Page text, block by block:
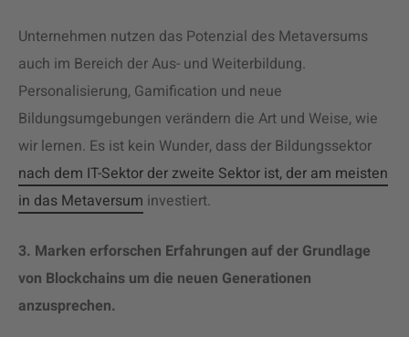
Unternehmen nutzen das Potenzial des Metaversums
auch im Bereich der Aus- und Weiterbildung.
Personalisierung, Gamification und neue
Bildungsumgebungen verändern die Art und Weise, wie
wir lernen. Es ist kein Wunder, dass der Bildungssektor
nach dem IT-Sektor der zweite Sektor ist, der am meisten
in das Metaversum investiert.
3. Marken erforschen Erfahrungen auf der Grundlage
von Blockchains um die neuen Generationen
anzusprechen.